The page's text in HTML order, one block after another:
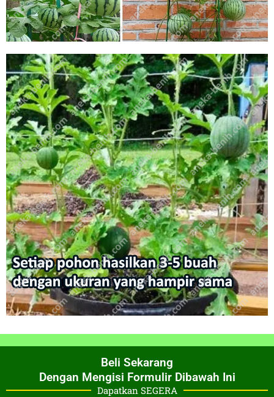
Beli Sekarang
Dengan Mengisi Formulir Dibawah Ini
Dapatkan SEGERA